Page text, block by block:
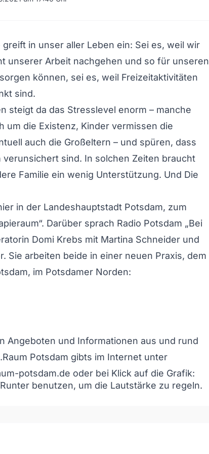
greift in unser aller Leben ein: Sei es, weil wir
unserer Arbeit nachgehen und so für unseren
können, sei es, weil Freizeitaktivitäten
sind.
steigt da das Stresslevel enorm – manche
um die Existenz, Kinder vermissen die
auch die Großeltern – und spüren, dass
verunsichert sind. In solchen Zeiten braucht
Familie ein wenig Unterstützung. Und Die
in der Landeshauptstadt Potsdam, zum
Darüber sprach Radio Potsdam „Bei
Domi Krebs mit Martina Schneider und
Sie arbeiten beide in einer neuen Praxis, dem
im Potsdamer Norden:
benutzen, um die Lautstärke zu regeln.
Angeboten und Informationen aus und rund
Potsdam gibts im Internet unter
potsdam.de oder bei Klick auf die Grafik: